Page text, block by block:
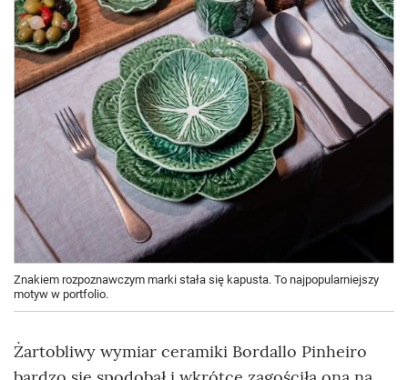
Znakiem rozpoznawczym marki stała się kapusta. To najpopularniejszy
motyw w portfolio.
Żartobliwy wymiar ceramiki Bordallo Pinheiro